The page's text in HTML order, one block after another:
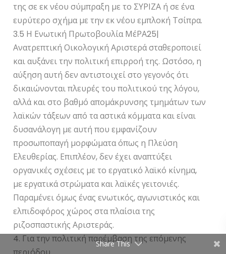
της σε εκ νέου σύμπραξη με το ΣΥΡΙΖΑ ή σε ένα
ευρύτερο σχήμα με την εκ νέου εμπλοκή Τσίπρα.
3.5 Η Ενωτική Πρωτοβουλία ΜέΡΑ25|
Ανατρεπτική Οικολογική Αριστερά σταθεροποιεί
και αυξάνει την πολιτική επιρροή της. Ωστόσο, η
αύξηση αυτή δεν αντιστοιχεί στο γεγονός ότι
δικαιώνονται πλευρές του πολιτικού της λόγου,
αλλά και στο βαθμό απομάκρυνσης τμημάτων των
λαϊκών τάξεων από τα αστικά κόμματα και είναι
δυσανάλογη με αυτή που εμφανίζουν
προσωποπαγή μορφώματα όπως η Πλεύση
Ελευθερίας. Επιπλέον, δεν έχει αναπτύξει
οργανικές σχέσεις με το εργατικό λαϊκό κίνημα,
με εργατικά στρώματα και λαϊκές γειτονιές.
Παραμένει όμως ένας ενωτικός, αγωνιστικός και
ελπιδοφόρος χώρος στα πλαίσια της
ριζοσπαστικής Αριστεράς.
4. Για την πολιτική παρέμβαση της επόμενης
Share This